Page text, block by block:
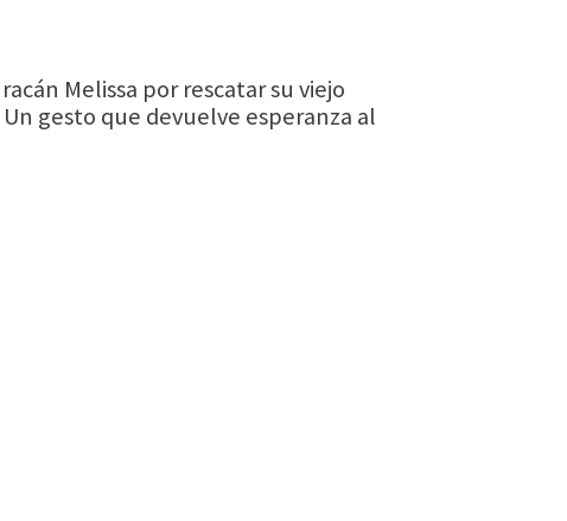
Melissa por rescatar su viejo
gesto que devuelve esperanza al